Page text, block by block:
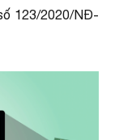
123/2020/NĐ-